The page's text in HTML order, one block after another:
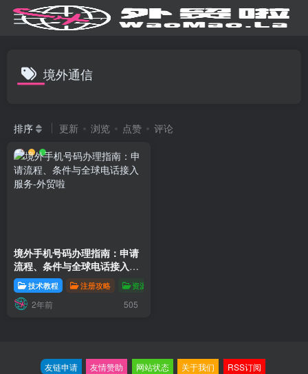
境外通信
排序 更新 浏览 点赞 评论
境外手机号码办理指南：申请
流程、条件与全球电话接入服
务 技术教程 注册攻略 资源分享
2年前 505
友链申请 友情赞助 网站状态 关于我们
RSS订阅